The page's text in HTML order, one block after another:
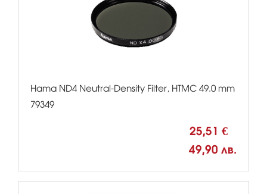
Hama ND4 Neutral-Density Filter, HTMC 49.0 mm
79349
25,51 €
49,90 лв.